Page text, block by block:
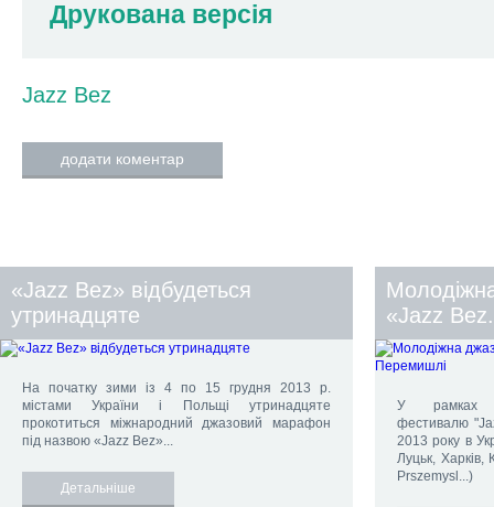
Друкована версія
Jazz Bez
додати коментар
«Jazz Bez» відбудеться
утринадцяте
На початку зими із 4 по 15 грудня 2013 р.
містами України і Польщі утринадцяте
прокотиться міжнародний джазовий марафон
під назвою «Jazz Bez»...
Детальніше
«Jazz
У рамках
фестивалю
2013 року в
Луцьк, Харків,
Prszemysl...)